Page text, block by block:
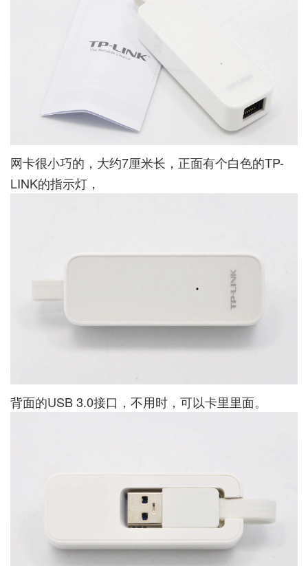
网卡很小巧的，大约7厘米长，正面有个白色的TP-
LINK的指示灯，
背面的USB 3.0接口，不用时，可以卡里里面。